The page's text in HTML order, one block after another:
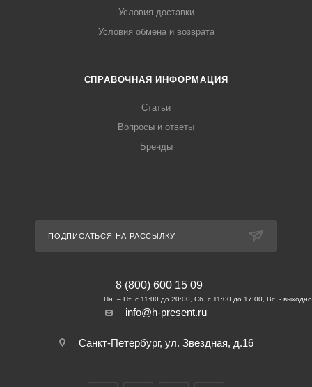
Условия доставки
Условия обмена и возврата
СПРАВОЧНАЯ ИНФОРМАЦИЯ
Статьи
Вопросы и ответы
Бренды
ПОДПИСАТЬСЯ НА РАССЫЛКУ
8 (800) 600 15 09
info@h-present.ru
Санкт-Петербург, ул. Звездная, д.16